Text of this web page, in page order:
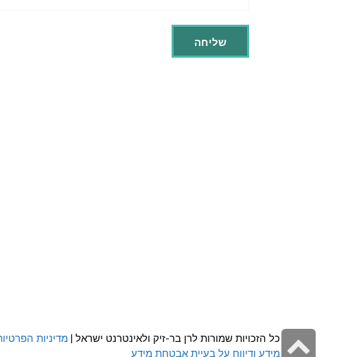
כל הזכויות שמורות לרן בר-זיק ולאינטרנט ישראל | מדיניות
מידע ודיווח על בעיית אבטחת מידע
גלילה